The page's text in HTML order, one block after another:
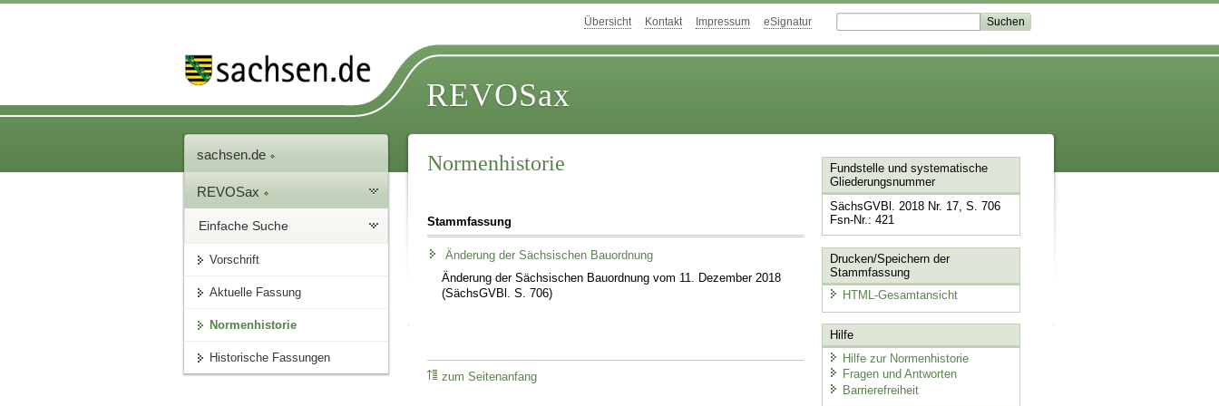
Übersicht Kontakt Impressum eSignatur
REVOSax
sachsen.de
REVOSax
Einfache Suche
Vorschrift
Aktuelle Fassung
Normenhistorie
Historische Fassungen
Normenhistorie
Stammfassung
Änderung der Sächsischen Bauordnung
Änderung der Sächsischen Bauordnung vom 11. Dezember 2018
(SächsGVBl. S. 706)
zum Seitenanfang
Fundstelle und systematische
Gliederungsnummer
SächsGVBl. 2018 Nr. 17, S. 706
Fsn-Nr.: 421
Drucken/Speichern der
Stammfassung
HTML-Gesamtansicht
Hilfe
Hilfe zur Normenhistorie
Fragen und Antworten
Barrierefreiheit